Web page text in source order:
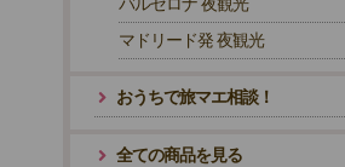
マドリード発 夜観光
おうちで旅マエ相談！
全ての商品を見る